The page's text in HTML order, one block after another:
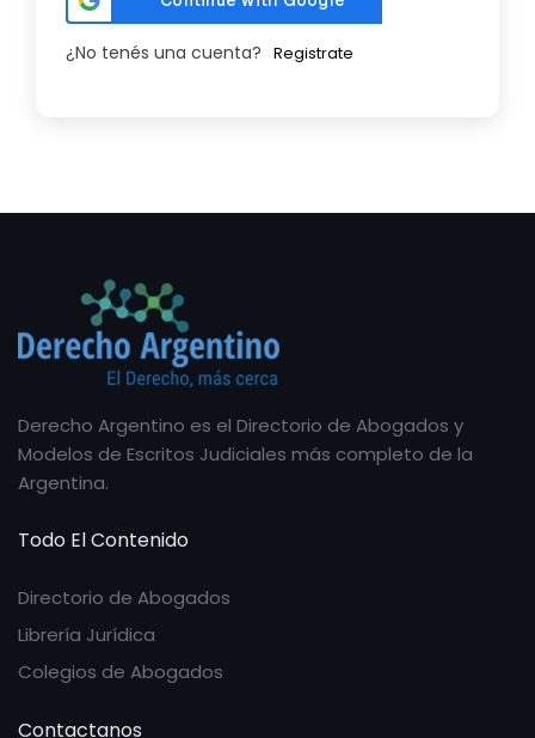
¿No tenés una cuenta? Registrate
Derecho Argentino es el Directorio de Abogados y
Modelos de Escritos Judiciales más completo de la
Argentina.
Todo El Contenido
Directorio de Abogados
Librería Jurídica
Colegios de Abogados
Contactanos